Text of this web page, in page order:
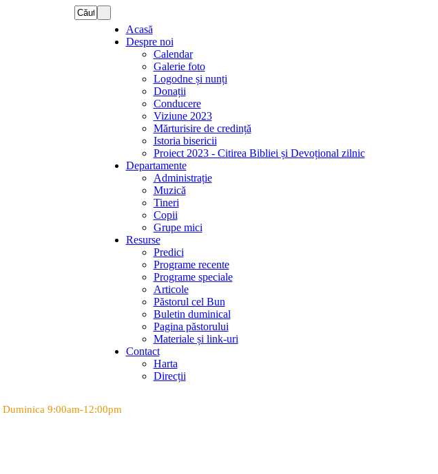
Acasă
Despre noi
Calendar
Galerie foto
Logodne și nunți
Donații
Conducere
Viziune 2023
Mărturisire de credință
Istoria bisericii
Proiect 2023 - Citirea Bibliei și Devoțional zilnic
Departamente
Administrație
Muzică
Tineri
Copii
Grupe mici
Resurse
Predici
Programe recente
Programe speciale
Articole
Păstorul cel Bun
Buletin duminical
Pagina păstorului
Materiale și link-uri
Contact
Harta
Direcții
Duminica 9:00am-12:00pm